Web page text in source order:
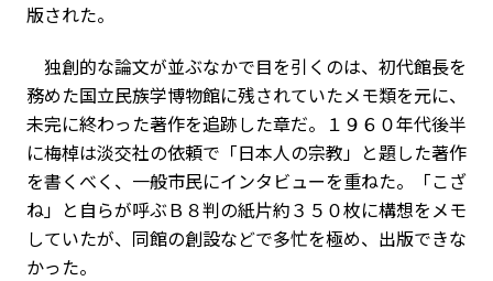
版された。
独創的な論文が並ぶなかで目を引くのは、初代館長を
務めた国立民族学博物館に残されていたメモ類を元に、
未完に終わった著作を追跡した章だ。１９６０年代後半
に梅棹は淡交社の依頼で「日本人の宗教」と題した著作
を書くべく、一般市民にインタビューを重ねた。「こざ
ね」と自らが呼ぶＢ８判の紙片約３５０枚に構想をメモ
していたが、同館の創設などで多忙を極め、出版できな
かった。